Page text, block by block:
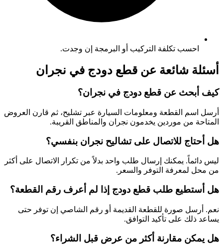
احسب تكلفة التركيب أو البرمجة إن وجدت.
أسئلة شائعة عن قطع دودج في نجران
كيف أبحث عن قطع دودج في نجران؟
أرسل اسم القطعة ومعلومات السيارة عبر تشليح، ثم قارن العروض
المتاحة من موردين يخدمون نجران والمناطق القريبة.
هل أحتاج للاتصال على تشاليح نجران بنفسي؟
ليس دائماً. يمكنك إرسال طلب واحد بدلاً من تكرار الاتصال على أكثر
من محل لمعرفة التوفر والسعر.
هل أستطيع طلب قطع دودج إذا لم أعرف رقم القطعة؟
نعم. أرسل صورة للقطعة القديمة أو رقم الشاصي إن توفر حتى
يساعد ذلك على تأكيد التوافق.
هل يمكن مقارنة أكثر من عرض قبل الشراء؟